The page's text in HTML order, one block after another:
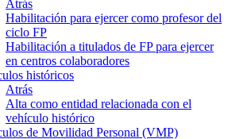
Atrás
Habilitación para ejercer como profesor del
ciclo FP
Habilitación a titulados de FP para ejercer
en centros colaboradores
históricos
Atrás
Alta como entidad relacionada con el
vehículo histórico
de Movilidad Personal (VMP)